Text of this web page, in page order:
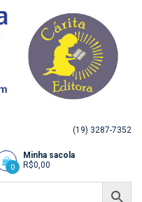
(19) 3287-7352
0
Minha sacola
R$0,00